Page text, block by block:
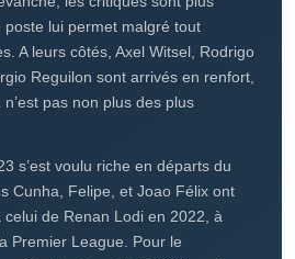
il y a désormais plus d’un an,
Morata sont venus garnir les rangs
Si le premier a vécu une première
le retour victorieux de la Coupe
permis de gagner en confiance.
les critiques sont plus
lui permet malgré tout
A leurs côtés, Axel Witsel, Rodrigo
Reguilon sont arrivés en renfort,
pas non plus des plus